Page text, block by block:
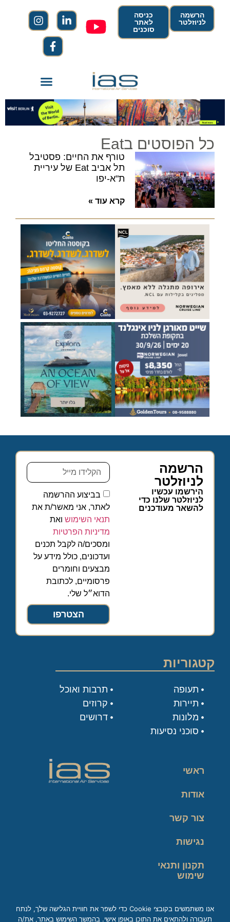
הרשמה
לניוזלטר
כניסה
לאתר
סוכנים
כל הפוסטים בEat
טורף את החיים: פסטיבל
תל אביב Eat של עיריית
ת"א-יפו
קרא עוד »
הרשמה
לניוזלטר
הירשמו עכשיו
לניוזלטר שלנו כדי
להשאר מעודכנים
בביצוע ההרשמה
לאתר, אני מאשר/ת את
תנאי השימוש ואת
מדיניות הפרטיות
ומסכים/ה לקבל תכנים
ועדכונים, כולל מידע על
מבצעים וחומרים
פרסומיים, לכתובת
הדוא״ל שלי.
הצטרפו
קטגוריות
תעופה
תיירות
מלונות
סוכני נסיעות
תרבות ואוכל
קרוזים
דרושים
ראשי
אודות
צור קשר
נגישות
תקנון ותנאי
שימוש
אנו משתמשים בקובצי Cookie כדי לשפר את חוויית הגלישה שלך, לנתח
תעבורה ולהתאים את התוכן באופן אישי. בהמשך השימוש באתר, את/ה